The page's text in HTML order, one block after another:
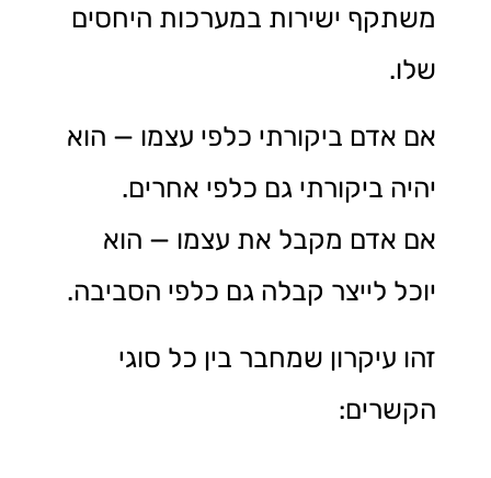
משתקף ישירות במערכות היחסים
שלו.
אם אדם ביקורתי כלפי עצמו — הוא
יהיה ביקורתי גם כלפי אחרים.
אם אדם מקבל את עצמו — הוא
יוכל לייצר קבלה גם כלפי הסביבה.
זהו עיקרון שמחבר בין כל סוגי
הקשרים: